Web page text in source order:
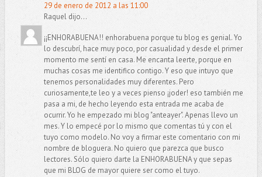
29 de enero de 2012 a las 11:00
Raquel dijo...
¡¡ENHORABUENA!! enhorabuena porque tu blog es genial. Yo
lo descubrí, hace muy poco, por casualidad y desde el primer
momento me sentí en casa. Me encanta leerte, porque en
muchas cosas me identifico contigo. Y eso que intuyo que
tenemos personalidades muy diferentes. Pero
curiosamente,te leo y a veces pienso ¡joder! eso también me
pasa a mi, de hecho leyendo esta entrada me acaba de
ocurrir. Yo he empezado mi blog "anteayer". Apenas llevo un
mes. Y lo empecé por lo mismo que comentas tú y con el
tuyo como modelo. No voy a firmar este comentario con mi
nombre de bloguera. No quiero que parezca que busco
lectores. Sólo quiero darte la ENHORABUENA y que sepas
que mi BLOG de mayor quiere ser como el tuyo.